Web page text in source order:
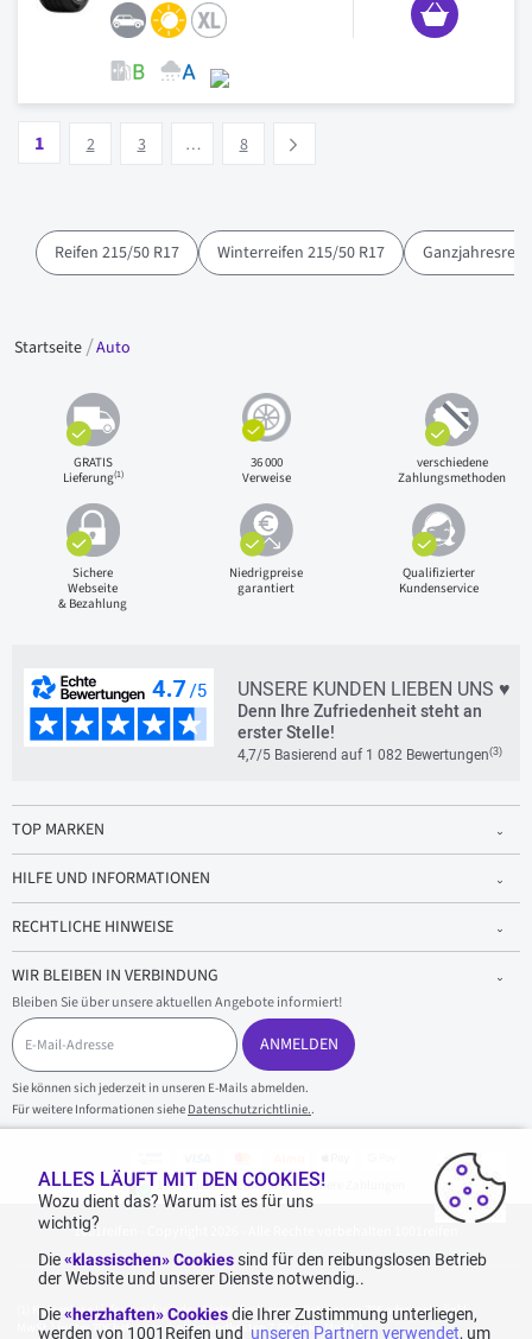
Vous lisez actuellement la page
1 2 3 … 8
Reifen 215/50 R17 Winterreifen 215/50 R17
Startseite Auto
GRATIS
Lieferung(1)
36 000
Verweise
verschiedene
Zahlungsmethoden
Sichere
Webseite
& Bezahlung
Niedrigpreise
garantiert
Qualifizierter
Kundenservice
UNSERE KUNDEN LIEBEN UNS ♥
Denn Ihre Zufriedenheit steht an
erster Stelle!
4,7/5 Basierend auf 1 082 Bewertungen(3)
TOP MARKEN
HILFE UND INFORMATIONEN
RECHTLICHE HINWEISE
WIR BLEIBEN IN VERBINDUNG
Bleiben Sie über unsere aktuellen Angebote informiert!
E
-
M
a
i
l
ANMELDEN
Sie können sich jederzeit in unseren E-Mails abmelden.
Für weitere Informationen siehe Datenschutzrichtlinie..
100 % sicherer Einkauf und sichere Zahlungen
1001reifen - Copyright 2026 - Alle Rechte vorbehalten 1001reifen
Kostenlose Lieferung: für jeden Einkauf mit einem Betrag von 70€ oder mehr (inkl.
MwSt.) (unter 70€ betragen die Versandkosten 7,90€ inkl. MwSt.).
ALLES LÄUFT MIT DEN COOKIES!
Wozu dient das? Warum ist es für uns
wichtig?
Die«klassischen» Cookiessind für den reibungslosen Betrieb
der Website und unserer Dienste notwendig..
Die«herzhaften» Cookies die Ihrer Zustimmung unterliegen,
werden von 1001Reifen und unseren Partnern verwendet, um